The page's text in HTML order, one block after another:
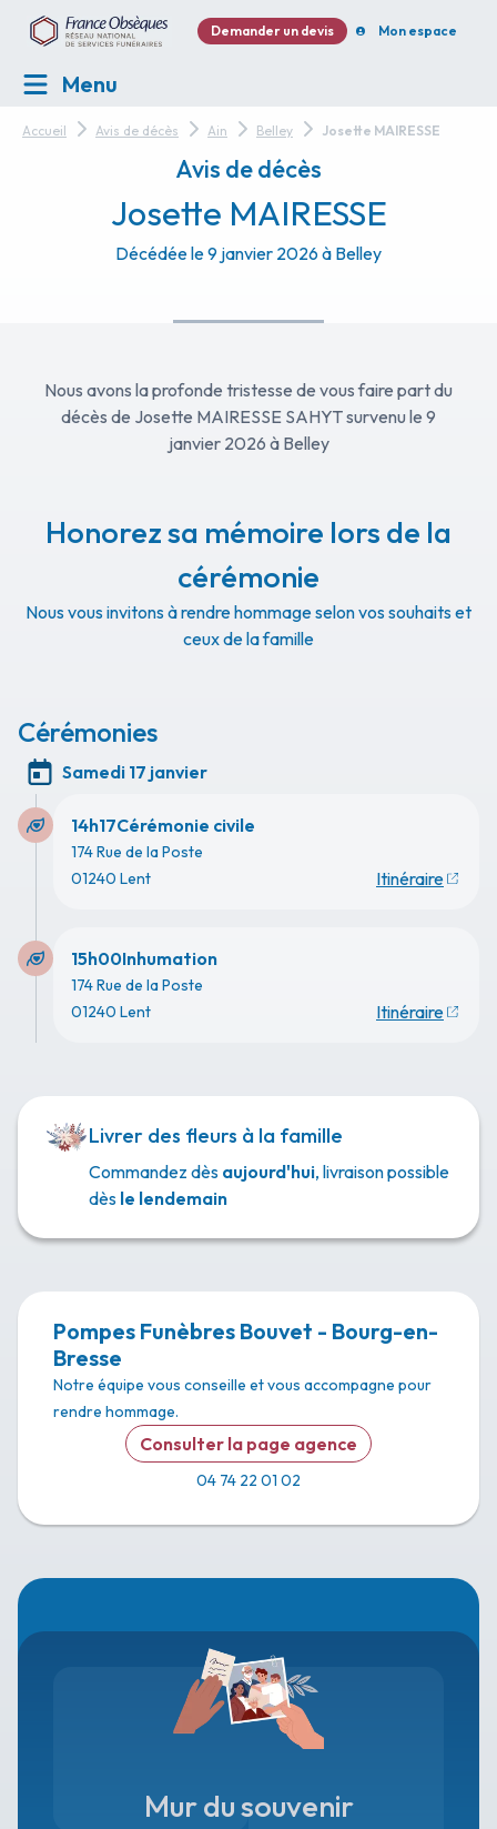
Demander un devis Mon espace
Menu
Accueil Avis de décès Ain Belley Josette MAIRESSE
Avis de décès
Josette MAIRESSE
Décédée le 9 janvier 2026 à Belley
Nous avons la profonde tristesse de vous faire part du
décès de Josette MAIRESSE SAHYT survenu le 9
janvier 2026 à Belley
Honorez sa mémoire lors de la
cérémonie
Nous vous invitons à rendre hommage selon vos souhaits et
ceux de la famille
Cérémonies
Samedi 17 janvier
14h17Cérémonie civile
174 Rue de la Poste
01240 Lent
Itinéraire
15h00Inhumation
174 Rue de la Poste
01240 Lent
Itinéraire
Livrer des fleurs à la famille
Commandez dès aujourd'hui, livraison possible
dès le lendemain
Pompes Funèbres Bouvet - Bourg-en-
Bresse
Notre équipe vous conseille et vous accompagne pour
rendre hommage.
Consulter la page agence
04 74 22 01 02
Mur du souvenir